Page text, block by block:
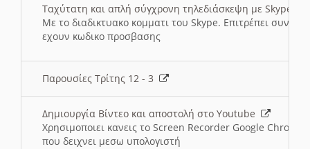
Ταχύτατη και απλή σύγχρονη τηλεδιάσκεψη με Skype
Με το διαδικτυακο κομματι του Skype. Επιτρέπει
εχουν κωδικο προσβασης
Παρουσίες Τρίτης 12 - 3
Δημιουργία Βίντεο και αποστολή στο Youtube
Χρησιμοποιει κανεις το Screen Recorder Google Chrome
που δειχνει μεσω υπολογιστή